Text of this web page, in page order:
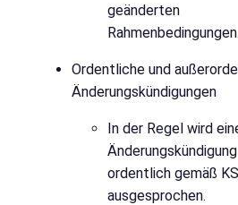
geänderten
Rahmenbedingungen.
Ordentliche und
Änderungskündigungen
In der Regel wird
Änderungskündigung
ordentlich gemäß
ausgesprochen.